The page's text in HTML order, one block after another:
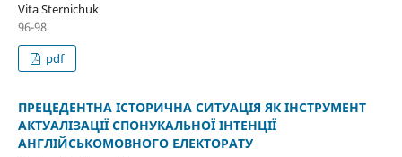
Vita Sternichuk
96-98
pdf
ПРЕЦЕДЕНТНА ІСТОРИЧНА СИТУАЦІЯ ЯК ІНСТРУМЕНТ
АКТУАЛІЗАЦІЇ СПОНУКАЛЬНОЇ ІНТЕНЦІЇ
АНГЛІЙСЬКОМОВНОГО ЕЛЕКТОРАТУ